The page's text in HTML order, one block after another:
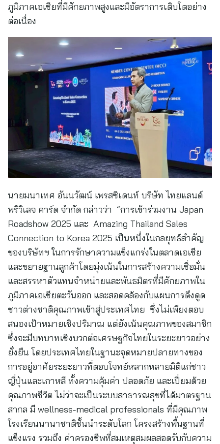
ภูมิภาคเอเชียที่มีศักยภาพสูงและมีอัตราการเติบโตอย่าง
ต่อเนื่อง
นายมนาเทศ อันนวัฒน์ เพรสซิเดนท์ บริษัท ไทยแลนด์
พริวิเลจ คาร์ด จำกัด กล่าวว่า “การเข้าร่วมงาน Japan
Roadshow 2025 และ Amazing Thailand Sales
Connection to Korea 2025 เป็นหนึ่งในกลยุทธ์สำคัญ
ของบริษัทฯ ในการรักษาความแข็งแกร่งในตลาดเอเชีย
และขยายฐานลูกค้าโดยมุ่งเน้นในการสร้างความเชื่อมั่น
และสรรหาตัวแทนจำหน่ายและพันธมิตรที่มีศักยภาพใน
ภูมิภาคเอเชียตะวันออก และสอดคล้องกับแผนการดึงดูด
ชาวต่างชาติคุณภาพเข้าสู่ประเทศไทย ซึ่งไม่เพียงตอบ
สนองเป้าหมายเชิงปริมาณ แต่ยังเน้นคุณภาพของสมาชิก
ซึ่งจะมีบทบาทเชิงบวกต่อเศรษฐกิจไทยในระยะยาวอย่าง
ยั่งยืน โดยประเทศไทยในฐานะจุดหมายปลายทางของ
การอยู่อาศัยระยะยาวที่ตอบโจทย์หลากหลายมิติแก่ชาว
ญี่ปุ่นและเกาหลี ทั้งความคุ้มค่า ปลอดภัย และเปี่ยมด้วย
คุณภาพชีวิต ไม่ว่าจะเป็นระบบสาธารณสุขที่ได้มาตรฐาน
สากล มี wellness-medical professionals ที่มีคุณภาพ
โรงเรียนนานาชาติชั้นนำระดับโลก โครงสร้างพื้นฐานที่
แข็งแรง รวมถึง ค่าครองชีพที่สมเหตุสมผลสอดรับกับความ